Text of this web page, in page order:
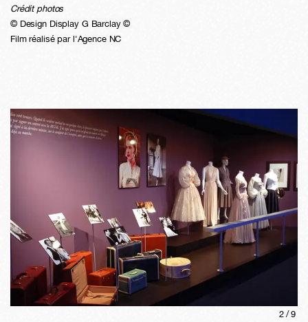
Crédit photos
© Design Display G Barclay ©
Film réalisé par l'Agence NC
2 /9